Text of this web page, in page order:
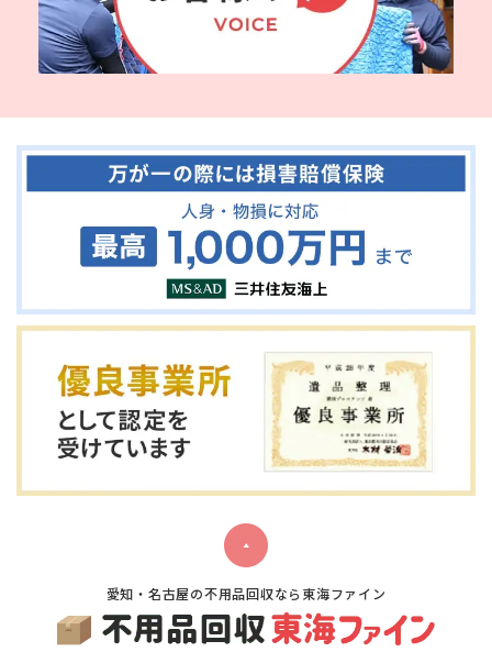
愛知・名古屋の不用品回収なら東海ファイン